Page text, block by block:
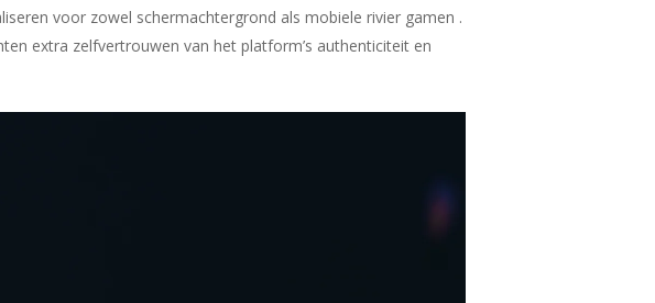
voor zowel schermachtergrond als mobiele rivier gamen .
extra zelfvertrouwen van het platform’s authenticiteit en